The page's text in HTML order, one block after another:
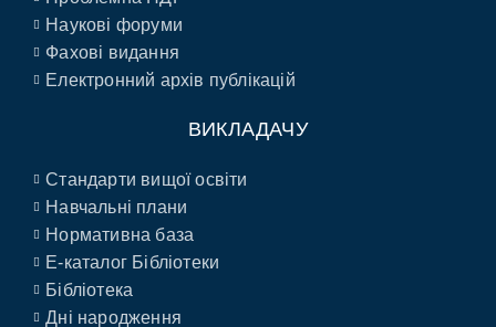
Наукові форуми
Фахові видання
Електронний архів публікацій
ВИКЛАДАЧУ
Стандарти вищої освіти
Навчальні плани
Нормативна база
E-каталог Бібліотеки
Бібліотека
Дні народження